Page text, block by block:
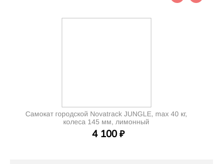
Самокат городской Novatrack JUNGLE, max 40 кг,
колеса 145 мм, лимонный
4 100 ₽